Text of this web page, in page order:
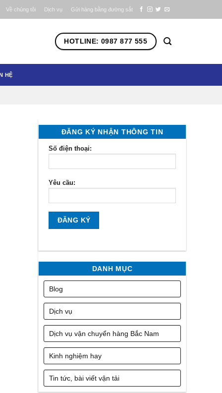
Về chúng tôi Dịch vụ Gửi hàng bằng đường sắt
HOTLINE: 0987 877 555
HỆ
ĐĂNG KÝ NHẬN THÔNG TIN
Số điện thoại:
Yêu cầu:
DANH MỤC
Blog
Dịch vụ
Dịch vụ vận chuyển hàng Bắc Nam
Kinh nghiệm hay
Tin tức, bài viết vận tải